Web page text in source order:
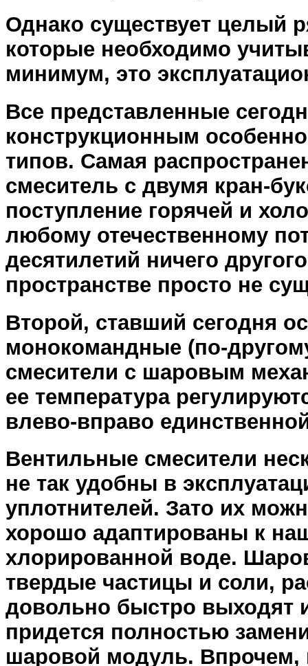
Однако существует целый
которые необходимо
минимум, это
Все представленные
конструкционным
типов. Самая
смеситель с двумя кран-
поступление горячей и
любому отечественному
десятилетий ничего
пространстве просто не
Второй, ставший сегодня
монокомандные (по-
смесители с шаровым
ее температура
влево-вправо
Вентильные смесители
не так удобны в
уплотнителей. Зато их
хорошо адаптированы к
хлорированной воде.
твердые частицы и соли,
довольно быстро выходят
придется полностью
шаровой модуль. Впрочем,